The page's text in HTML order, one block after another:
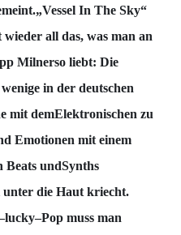
„Vessel In The Sky“
all das, was man an
Milnerso liebt: Die
in der deutschen
mit demElektronischen zu
Emotionen mit einem
Beats undSynths
unter die Haut kriecht.
lucky–Pop muss man